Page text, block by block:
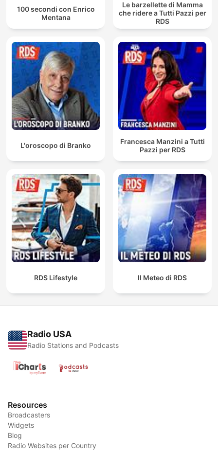
100 secondi con Enrico
Mentana
Le barzellette di Mamma
che ridere a Tutti Pazzi per
RDS
L'oroscopo di Branko
Francesca Manzini a Tutti
Pazzi per RDS
RDS Lifestyle Il Meteo di RDS
Radio USA
Radio Stations and Podcasts
Resources
Broadcasters
Widgets
Blog
Radio Websites per Country